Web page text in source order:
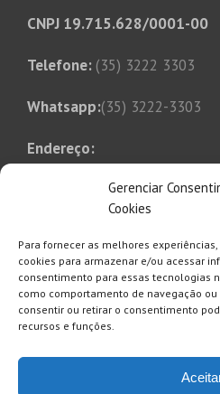
Gerenciar
Cookies
Para fornecer as melhores
cookies para armazenar e/ou acessar
consentimento para essas tecnologias
como comportamento de navegação ou
consentir ou retirar o consentimento
recursos e funções.
CNPJ 19.715.628/0001-00
Telefone: (35) 3222 3303
Whatsapp:(35) 3222-3303
Endereço:
Bairro Bom Pastor
Varginha, MG, CEP 37014-250
E-mail:
saaesul@saaesul.com.br
Clique aqui para
receber